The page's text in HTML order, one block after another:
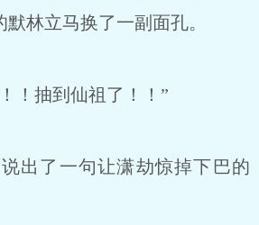
林立马换了一副面孔。
！抽到仙祖了！！”
出了一句让潇劫惊掉下巴的